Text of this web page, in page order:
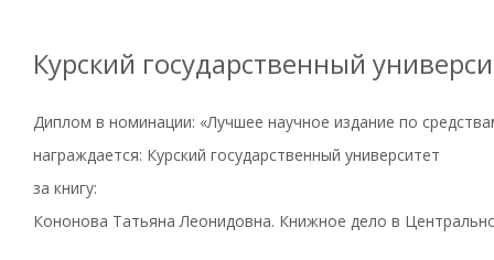
Курский государственный
Диплом в номинации: «Лучшее научное издание по
награждается: Курский государственный университет
за книгу:
Кононова Татьяна Леонидовна. Книжное дело в